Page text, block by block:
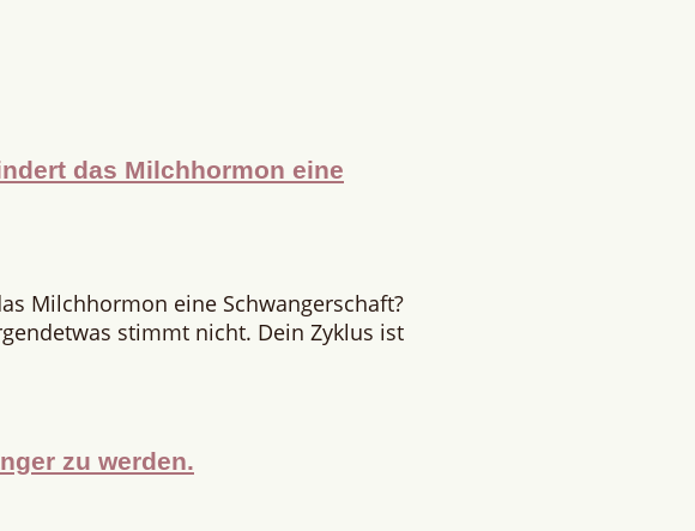
das Milchhormon eine
Milchhormon eine Schwangerschaft?
stimmt nicht. Dein Zyklus ist
zu werden.